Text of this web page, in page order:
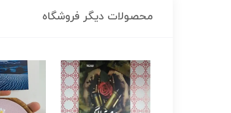
محصولات دیگر فروشگاه